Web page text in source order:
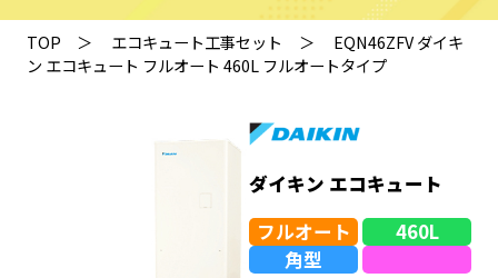
TOP エコキュート工事セット
EQN46ZFV ダイキ
ン エコキュート フルオート 460L フルオートタイプ
ダイキン エコキュート
フルオート
460L
角型